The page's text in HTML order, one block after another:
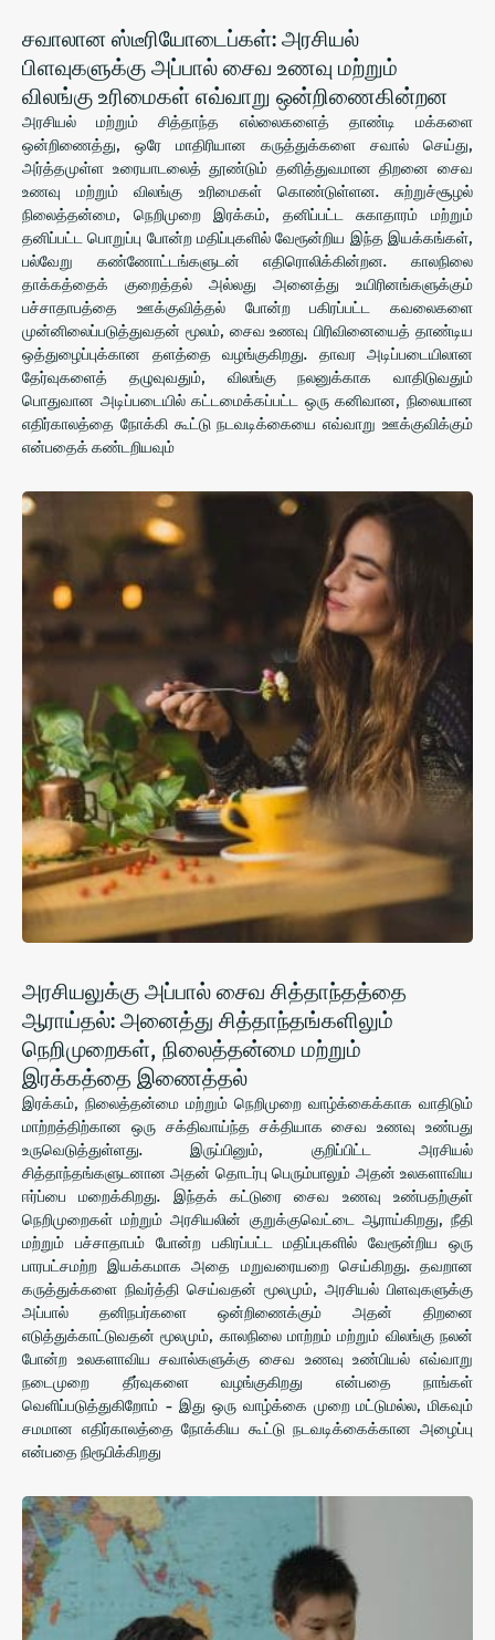
சவாலான ஸ்டீரியோடைப்கள்: அரசியல்
பிளவுகளுக்கு அப்பால் சைவ உணவு மற்றும்
விலங்கு உரிமைகள் எவ்வாறு ஒன்றிணைகின்றன
அரசியல் மற்றும் சித்தாந்த எல்லைகளைத் தாண்டி மக்களை
ஒன்றிணைத்து, ஒரே மாதிரியான கருத்துக்களை சவால் செய்து,
அர்த்தமுள்ள உரையாடலைத் தூண்டும் தனித்துவமான திறனை சைவ
உணவு மற்றும் விலங்கு உரிமைகள் கொண்டுள்ளன. சுற்றுச்சூழல்
நிலைத்தன்மை, நெறிமுறை இரக்கம், தனிப்பட்ட சுகாதாரம் மற்றும்
தனிப்பட்ட பொறுப்பு போன்ற மதிப்புகளில் வேரூன்றிய இந்த இயக்கங்கள்,
பல்வேறு கண்ணோட்டங்களுடன் எதிரொலிக்கின்றன. காலநிலை
தாக்கத்தைக் குறைத்தல் அல்லது அனைத்து உயிரினங்களுக்கும்
பச்சாதாபத்தை ஊக்குவித்தல் போன்ற பகிரப்பட்ட கவலைகளை
முன்னிலைப்படுத்துவதன் மூலம், சைவ உணவு பிரிவினையைத் தாண்டிய
ஒத்துழைப்புக்கான தளத்தை வழங்குகிறது. தாவர அடிப்படையிலான
தேர்வுகளைத் தழுவுவதும், விலங்கு நலனுக்காக வாதிடுவதும்
பொதுவான அடிப்படையில் கட்டமைக்கப்பட்ட ஒரு கனிவான, நிலையான
எதிர்காலத்தை நோக்கி கூட்டு நடவடிக்கையை எவ்வாறு ஊக்குவிக்கும்
என்பதைக் கண்டறியவும்
அரசியலுக்கு அப்பால் சைவ சித்தாந்தத்தை
ஆராய்தல்: அனைத்து சித்தாந்தங்களிலும்
நெறிமுறைகள், நிலைத்தன்மை மற்றும்
இரக்கத்தை இணைத்தல்
இரக்கம், நிலைத்தன்மை மற்றும் நெறிமுறை வாழ்க்கைக்காக வாதிடும்
மாற்றத்திற்கான ஒரு சக்திவாய்ந்த சக்தியாக சைவ உணவு உண்பது
உருவெடுத்துள்ளது. இருப்பினும், குறிப்பிட்ட அரசியல்
சித்தாந்தங்களுடனான அதன் தொடர்பு பெரும்பாலும் அதன் உலகளாவிய
ஈர்ப்பை மறைக்கிறது. இந்தக் கட்டுரை சைவ உணவு உண்பதற்குள்
நெறிமுறைகள் மற்றும் அரசியலின் குறுக்குவெட்டை ஆராய்கிறது, நீதி
மற்றும் பச்சாதாபம் போன்ற பகிரப்பட்ட மதிப்புகளில் வேரூன்றிய ஒரு
பாரபட்சமற்ற இயக்கமாக அதை மறுவரையறை செய்கிறது. தவறான
கருத்துக்களை நிவர்த்தி செய்வதன் மூலமும், அரசியல் பிளவுகளுக்கு
அப்பால் தனிநபர்களை ஒன்றிணைக்கும் அதன் திறனை
எடுத்துக்காட்டுவதன் மூலமும், காலநிலை மாற்றம் மற்றும் விலங்கு நலன்
போன்ற உலகளாவிய சவால்களுக்கு சைவ உணவு உண்பியல் எவ்வாறு
நடைமுறை தீர்வுகளை வழங்குகிறது என்பதை நாங்கள்
வெளிப்படுத்துகிறோம் - இது ஒரு வாழ்க்கை முறை மட்டுமல்ல, மிகவும்
சமமான எதிர்காலத்தை நோக்கிய கூட்டு நடவடிக்கைக்கான அழைப்பு
என்பதை நிரூபிக்கிறது